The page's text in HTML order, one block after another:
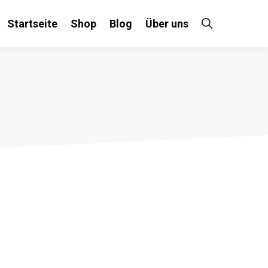
Startseite Shop Blog Über uns